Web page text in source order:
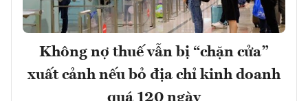
Không nợ thuế vẫn bị “chặn cửa”
xuất cảnh nếu bỏ địa chỉ kinh doanh
quá 120 ngày